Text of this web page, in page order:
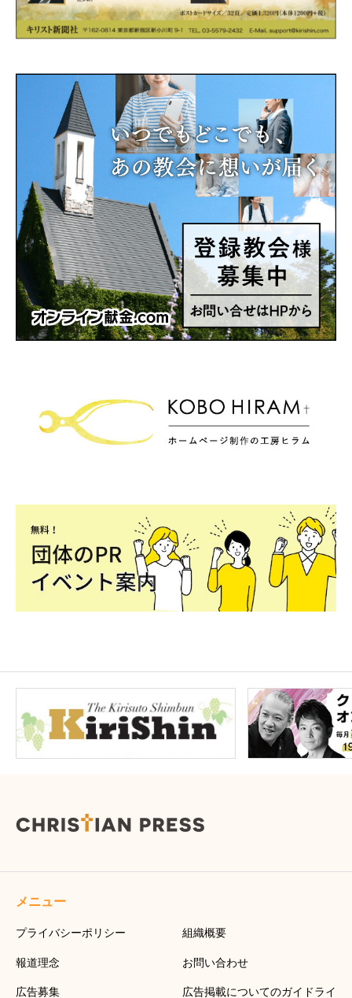
メニュー
プライバシーポリシー 組織概要
報道理念 お問い合わせ
広告募集 広告掲載についてのガイドライ